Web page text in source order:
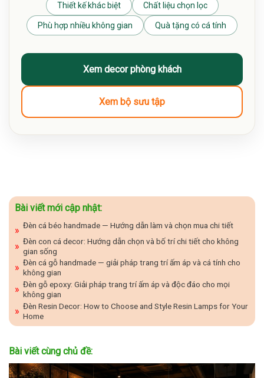
Thiết kế khác biệt Chất liệu chọn lọc
Phù hợp nhiều không gian Quà tặng có cá tính
Xem decor phòng khách
Xem bộ sưu tập
Bài viết mới cập nhật:
Đèn cá béo handmade — Hướng dẫn làm và chọn mua chi tiết
Đèn con cá decor: Hướng dẫn chọn và bố trí chi tiết cho không
gian sống
Đèn cá gỗ handmade — giải pháp trang trí ấm áp và cá tính cho
không gian
Đèn gỗ epoxy: Giải pháp trang trí ấm áp và độc đáo cho mọi
không gian
Đèn Resin Decor: How to Choose and Style Resin Lamps for Your
Home
Bài viết cùng chủ đề: